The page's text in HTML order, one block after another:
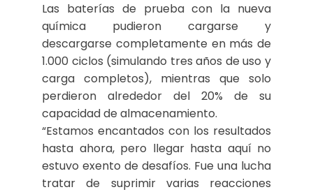
Las baterías de prueba con la nueva
química pudieron cargarse y
descargarse completamente en más de
1.000 ciclos (simulando tres años de uso y
carga completos), mientras que solo
perdieron alrededor del 20% de su
capacidad de almacenamiento.
“Estamos encantados con los resultados
hasta ahora, pero llegar hasta aquí no
estuvo exento de desafíos. Fue una lucha
tratar de suprimir varias reacciones